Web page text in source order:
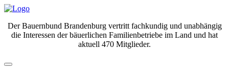
Der Bauernbund Brandenburg vertritt fachkundig und unabhängig
die Interessen der bäuerlichen Familienbetriebe im Land und hat
aktuell 470 Mitglieder.